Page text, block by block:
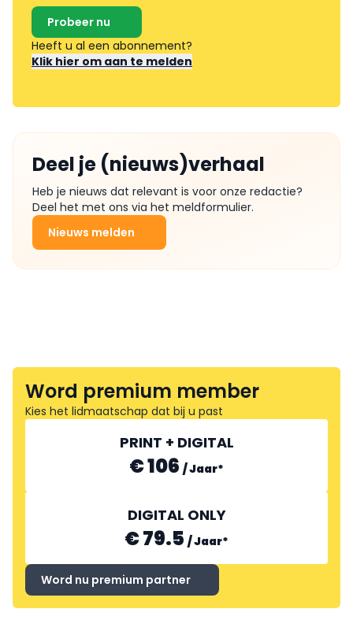
Probeer nu
Heeft u al een abonnement?
Klik hier om aan te melden
Deel je (nieuws)verhaal
Heb je nieuws dat relevant is voor onze redactie?
Deel het met ons via het meldformulier.
Nieuws melden
Word premium member
Kies het lidmaatschap dat bij u past
PRINT + DIGITAL
€ 106 /Jaar*
DIGITAL ONLY
€ 79.5 /Jaar*
Word nu premium partner